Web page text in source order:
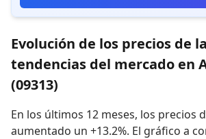
Evolución de los precios de
tendencias del mercado en
(09313)
En los últimos 12 meses, los precios
aumentado un +13.2%. El gráfico a